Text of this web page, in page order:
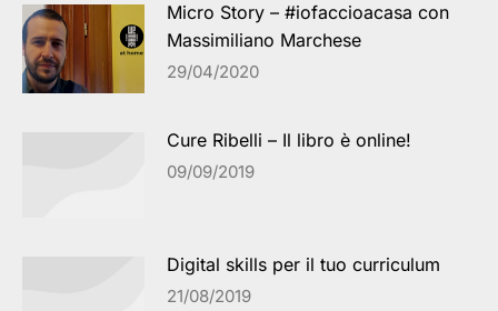
Micro Story – #iofaccioacasa con
Massimiliano Marchese
29/04/2020
Cure Ribelli – Il libro è online!
09/09/2019
Digital skills per il tuo curriculum
21/08/2019